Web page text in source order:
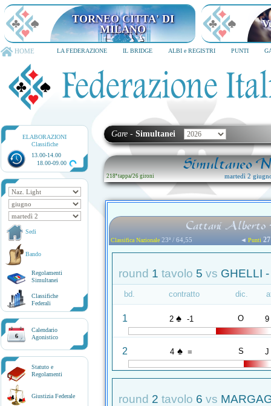
TORNEO CITTA' DI MILANO
6-8 dicembre 2026
HOME LA FEDERAZIONE IL BRIDGE ALBI e REGISTRI PUNTI
ELABORAZIONI
Classifiche
13.00-14.00
18.00-09.00
Sedi
Bando
Regolamenti
Simultanei
Classifiche
Federali
6
Calendario
Agonistico
Statuto e
Regolamenti
Giustizia Federale
Gare - Simultanei
Simultaneo
218ª tappa/26 gironi martedì 2
Cattani Alberto
Classifica Nazionale 23ª / 64,55 ◄ Punti 27
round 1 tavolo 5 vs GHELLI
bd. contratto dic.
1 2 ♠ -1 O 9
2 4 ♠ = S J
round 2 tavolo 6 vs